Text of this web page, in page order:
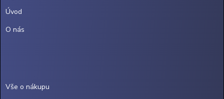
Úvod
O nás
Vše o nákupu